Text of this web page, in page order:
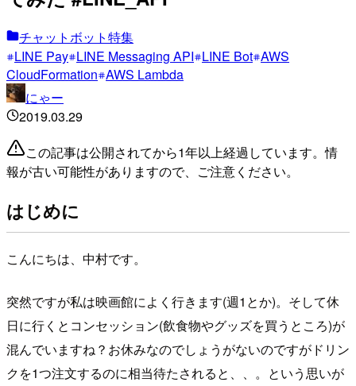
チャットボット特集
LINE Pay LINE Messaging API LINE Bot AWS
CloudFormation AWS Lambda
にゃー
2019.03.29
この記事は公開されてから1年以上経過しています。情
報が古い可能性がありますので、ご注意ください。
はじめに
こんにちは、中村です。
突然ですが私は映画館によく行きます(週1とか)。そして休
日に行くとコンセッション(飲食物やグッズを買うところ)が
混んでいますね？お休みなのでしょうがないのですがドリン
クを1つ注文するのに相当待たされると、、。という思いが